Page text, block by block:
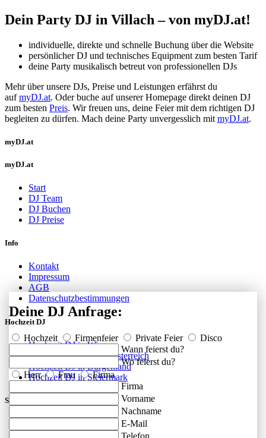
Dein Party DJ in Villach – von myDJ.at!
individuelle, direkte und schnelle Buchung über die Website
persönlicher DJ und technisches Equipment zum besten Tarif
deine Party musikalisch betreut von professionellen DJs
Mehr über unsere DJs, Preise und Leistungen erfährst du
aufmyDJ.at. Oder buche auf unserer Homepage direkt deinen DJ
zum besten Preis. Wir freuen uns, deine Feier mit dem richtigen DJ
begleiten zu dürfen. Mach deine Party unvergesslich mit myDJ.at.
myDJ.at
myDJ.at
Start
DJ Team
DJ Buchen
DJ Preise
Info
Kontakt
Impressum
AGB
Datenschutzbestimmungen
Hochzeit DJ
Hochzeit DJ in Wien
Hochzeit DJ in Niederösterreich
Hochzeit DJ in Burgenland
Hochzeit DJ in Steiermark
Social
Facebook
Deine DJ Anfrage:
Hochzeit Firmenfeier Private Feier
Disco
Wann feierst du?
Wo feierst du?
Herr
Frau
Firma
Firma
Vorname
Nachname
E-Mail
Telefon